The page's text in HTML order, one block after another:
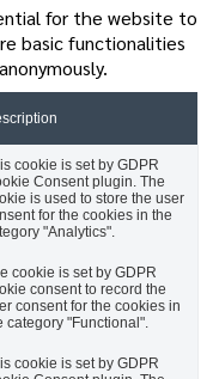
for the website to
basic functionalities
cookie is set by GDPR
Consent plugin. The
is used to store the user
for the cookies in the
"Analytics".
cookie is set by GDPR
consent to record the
consent for the cookies in
category "Functional".
cookie is set by GDPR